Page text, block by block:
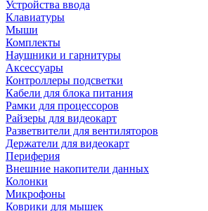
Устройства ввода
Клавиатуры
Мыши
Комплекты
Наушники и гарнитуры
Аксессуары
Контроллеры подсветки
Кабели для блока питания
Рамки для процессоров
Райзеры для видеокарт
Разветвители для вентиляторов
Держатели для видеокарт
Периферия
Внешние накопители данных
Колонки
Микрофоны
Коврики для мышек